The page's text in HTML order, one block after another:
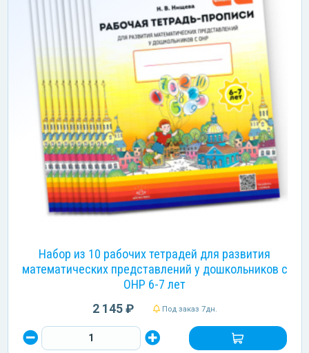
Набор из 10 рабочих тетрадей для развития
математических представлений у дошкольников с
ОНР 6-7 лет
2 145 ₽ Под заказ 7дн.